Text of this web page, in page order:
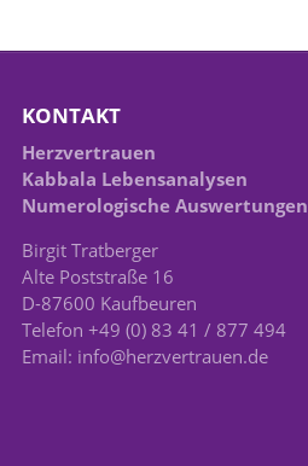
KONTAKT
Herzvertrauen
Kabbala Lebensanalysen
Numerologische Auswertungen
Birgit Tratberger
Alte Poststraße 16
D-87600 Kaufbeuren
Telefon +49 (0) 83 41 / 877 494
Email: info@herzvertrauen.de